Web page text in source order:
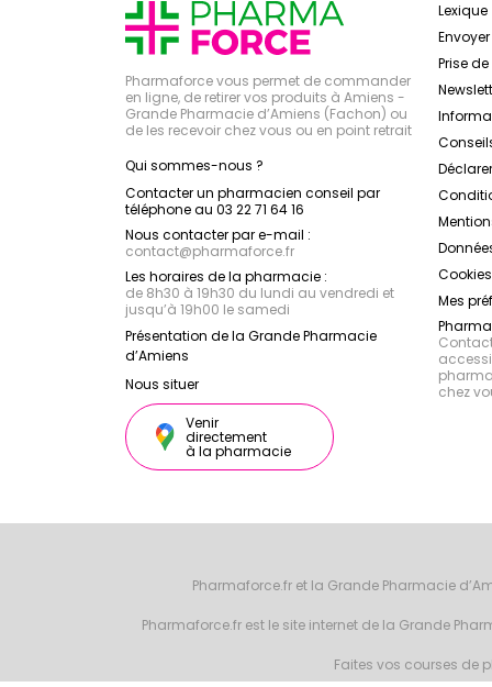
Pharmaforce vous permet de commander
en ligne, de retirer vos produits à Amiens -
Grande Pharmacie d’Amiens (Fachon) ou
de les recevoir chez vous ou en point retrait
Qui sommes-nous ?
Contacter un pharmacien conseil par
téléphone au 03 22 71 64 16
Nous contacter par e-mail :
contact@pharmaforce.fr
Les horaires de la pharmacie :
de 8h30 à 19h30 du lundi au vendredi et
jusqu’à 19h00 le samedi
Présentation de la Grande Pharmacie
d’Amiens
Nous situer
Venir
directement
à la pharmacie
Lexique
Prise
Cookies
Mes
chez
Pharmaforce.fr et la Grande Pharmacie
Pharmaforce.fr est le site internet de la Grande
Faites vos courses de